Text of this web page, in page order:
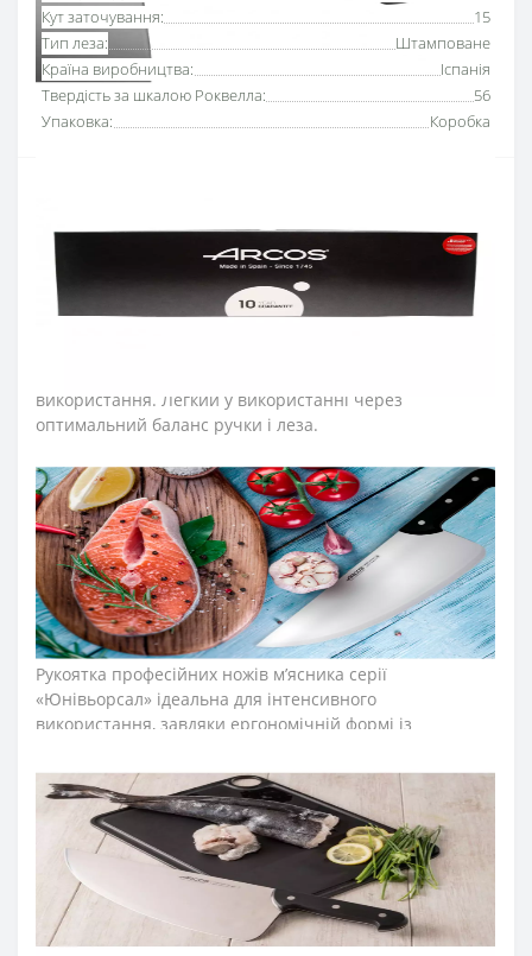
Кут заточування:
15
Тип леза:
Штамповане
Країна виробництва:
Іспанія
Твердість за шкалою Роквелла:
56
Упаковка:
Коробка
«Юнівьорсал» Аркоспідходить для обробки м'яса та
риби великих розмірів, в яких зустрічаються дрібні і
середньої величини кістки та рубки замороженого
філе. Не шматує м’ясо, а структуровано і чітко розрубує,
зберігаючи волокна, які утримують соки і рідини.
використання. Легкий у використанні через
оптимальний баланс ручки і леза.
Лезо ножа топірця для м’яса виготовили з
ексклюзивної нержавіючої сталі NITRUM, що має
надвисоку ріжучу здатність, підвищену твердість та
корозостійкість. У результаті лезо ножа тесака довго не
затуплюється, не ржавіє, тому виріб має довгий термін
служби, забезпечуючи економічну ефективність
інвентарю.
Рукоятка професійних ножів м’ясника серії
«Юнівьорсал» ідеальна для інтенсивного
використання, завдяки ергономічній формі із
рукоятки не перевантажує кисть руки впродовж
тривалої роботи. Рукоятку виготовили з
поліоксиметиленових накладок, які не створюють
щілин та запобігають проникненню мікроскопічних
елементів їжі. Закріплюють конструкцію рукоятки
професійного ножа міцні металеві заклепки, що
сприяють довготривалій роботі з ножем для м’яса.
Антиковзкий виступ, розміщений на кінці рукоятки